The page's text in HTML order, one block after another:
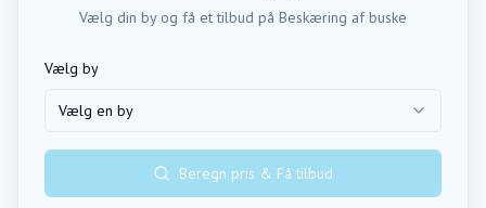
Vælg din by og få et tilbud på Beskæring af buske
Vælg by
Vælg en by
Beregn pris & Få tilbud